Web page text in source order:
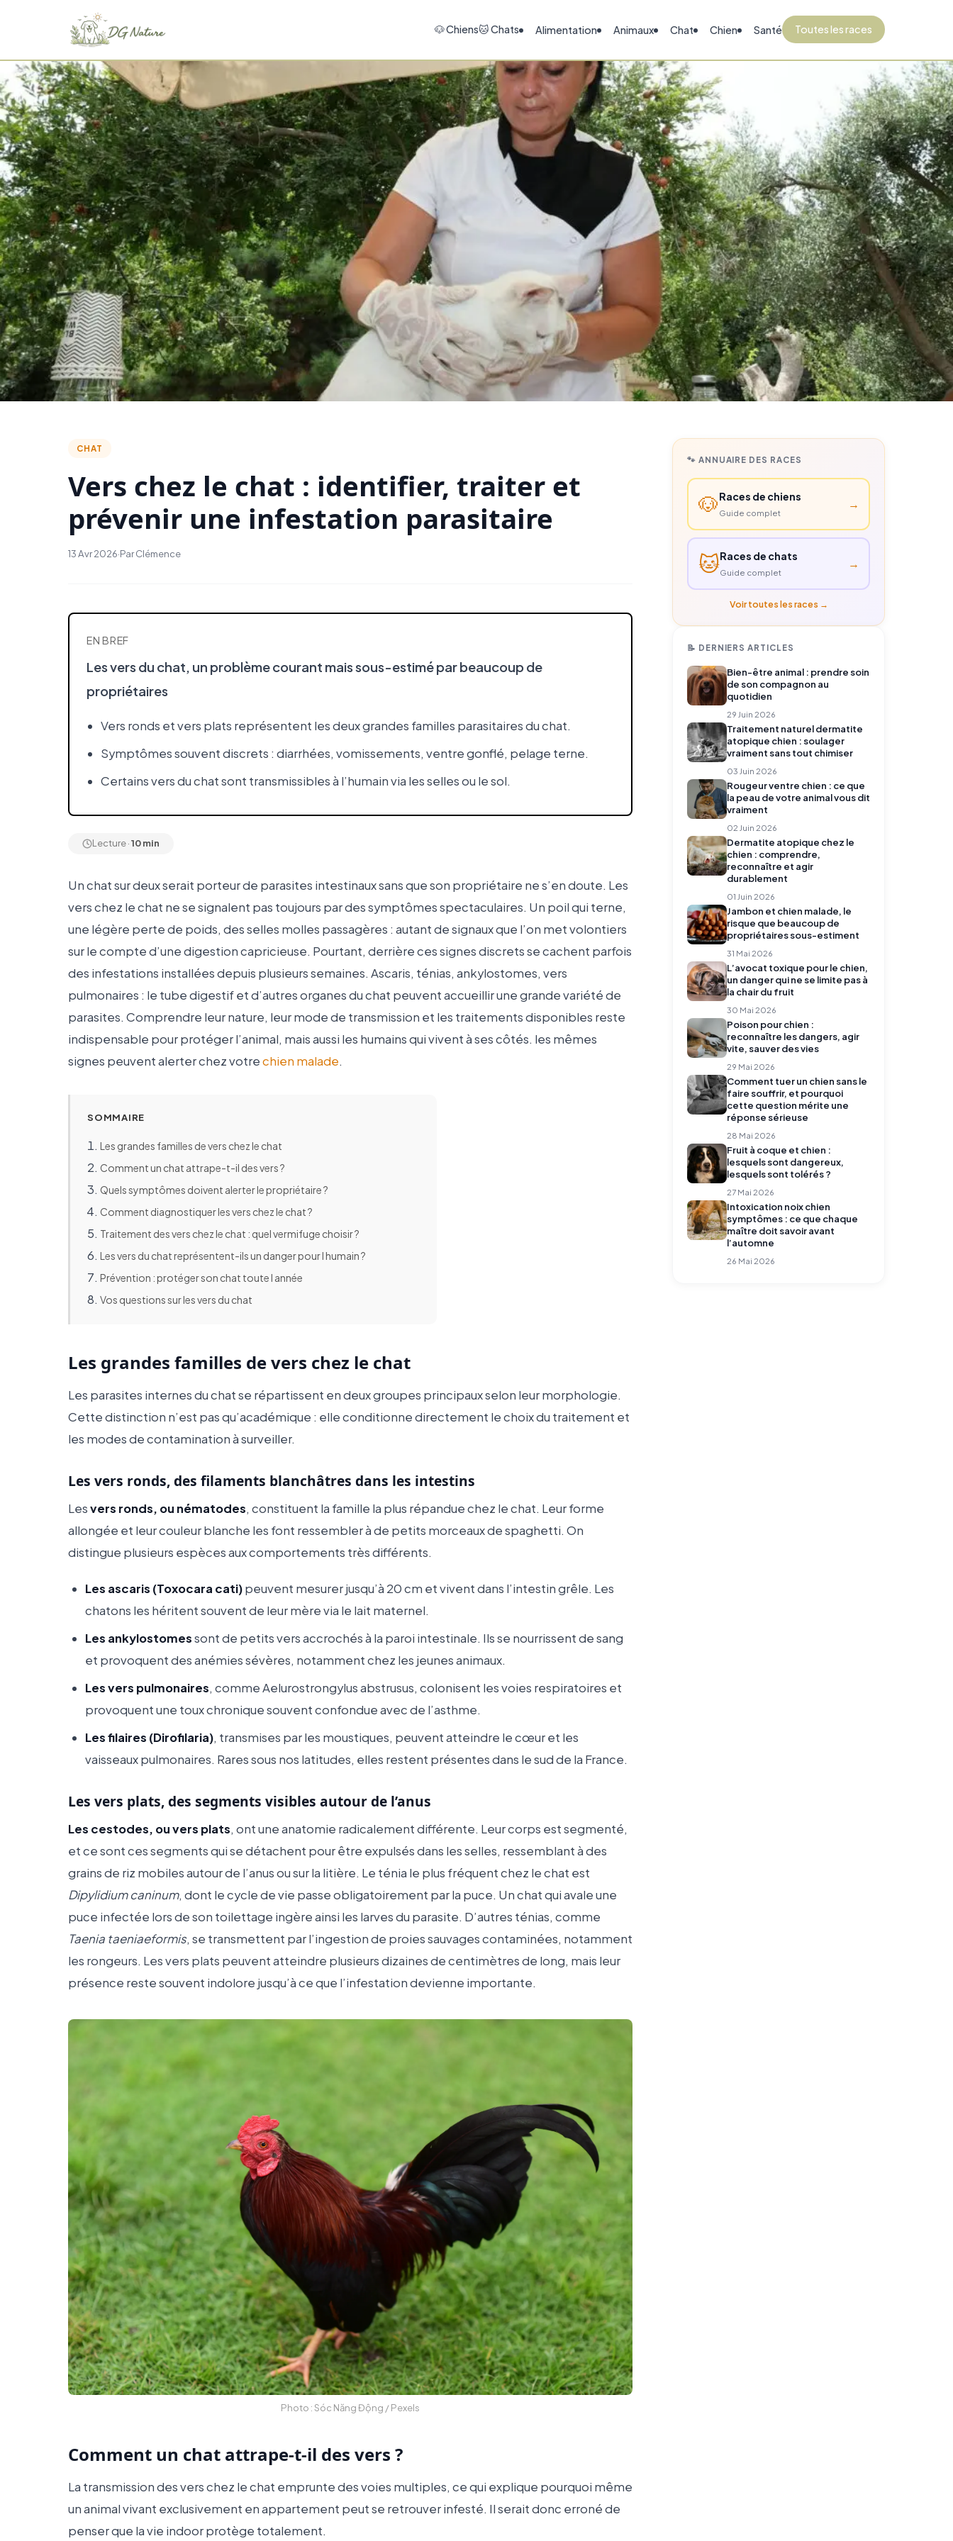
🐶 Chiens🐱 Chats Alimentation Animaux Chat Chien Santé Toutes les races
CHAT
Vers chez le chat : identifier, traiter et
prévenir une infestation parasitaire
13 Avr 2026·Par Clémence
EN BREF
Les vers du chat, un problème courant mais sous-estimé par beaucoup de
propriétaires
Vers ronds et vers plats représentent les deux grandes familles parasitaires du chat.
Symptômes souvent discrets : diarrhées, vomissements, ventre gonflé, pelage terne.
Certains vers du chat sont transmissibles à l’humain via les selles ou le sol.
Lecture ·10 min
Un chat sur deux serait porteur de parasites intestinaux sans que son propriétaire ne s’en doute. Les
vers chez le chat ne se signalent pas toujours par des symptômes spectaculaires. Un poil qui terne,
une légère perte de poids, des selles molles passagères : autant de signaux que l’on met volontiers
sur le compte d’une digestion capricieuse. Pourtant, derrière ces signes discrets se cachent parfois
des infestations installées depuis plusieurs semaines. Ascaris, ténias, ankylostomes, vers
pulmonaires : le tube digestif et d’autres organes du chat peuvent accueillir une grande variété de
parasites. Comprendre leur nature, leur mode de transmission et les traitements disponibles reste
indispensable pour protéger l’animal, mais aussi les humains qui vivent à ses côtés. les mêmes
signes peuvent alerter chez votrechien malade.
SOMMAIRE
Les grandes familles de vers chez le chat
Comment un chat attrape-t-il des vers ?
Quels symptômes doivent alerter le propriétaire ?
Comment diagnostiquer les vers chez le chat ?
Traitement des vers chez le chat : quel vermifuge choisir ?
Les vers du chat représentent-ils un danger pour l humain ?
Prévention : protéger son chat toute l année
Vos questions sur les vers du chat
Les grandes familles de vers chez le chat
Les parasites internes du chat se répartissent en deux groupes principaux selon leur morphologie.
Cette distinction n’est pas qu’académique : elle conditionne directement le choix du traitement et
les modes de contamination à surveiller.
Les vers ronds, des filaments blanchâtres dans les intestins
Lesvers ronds, ou nématodes, constituent la famille la plus répandue chez le chat. Leur forme
allongée et leur couleur blanche les font ressembler à de petits morceaux de spaghetti. On
distingue plusieurs espèces aux comportements très différents.
Les ascaris (Toxocara cati)peuvent mesurer jusqu’à 20 cm et vivent dans l’intestin grêle. Les
chatons les héritent souvent de leur mère via le lait maternel.
Les ankylostomessont de petits vers accrochés à la paroi intestinale. Ils se nourrissent de sang
et provoquent des anémies sévères, notamment chez les jeunes animaux.
Les vers pulmonaires, comme Aelurostrongylus abstrusus, colonisent les voies respiratoires et
provoquent une toux chronique souvent confondue avec de l’asthme.
Les filaires (Dirofilaria), transmises par les moustiques, peuvent atteindre le cœur et les
vaisseaux pulmonaires. Rares sous nos latitudes, elles restent présentes dans le sud de la France.
Les vers plats, des segments visibles autour de l’anus
Les cestodes, ou vers plats, ont une anatomie radicalement différente. Leur corps est segmenté,
et ce sont ces segments qui se détachent pour être expulsés dans les selles, ressemblant à des
grains de riz mobiles autour de l’anus ou sur la litière. Le ténia le plus fréquent chez le chat est
Dipylidium caninum, dont le cycle de vie passe obligatoirement par la puce. Un chat qui avale une
puce infectée lors de son toilettage ingère ainsi les larves du parasite. D’autres ténias, comme
Taenia taeniaeformis, se transmettent par l’ingestion de proies sauvages contaminées, notamment
les rongeurs. Les vers plats peuvent atteindre plusieurs dizaines de centimètres de long, mais leur
présence reste souvent indolore jusqu’à ce que l’infestation devienne importante.
Photo : Sóc Năng Động / Pexels
Comment un chat attrape-t-il des vers ?
La transmission des vers chez le chat emprunte des voies multiples, ce qui explique pourquoi même
un animal vivant exclusivement en appartement peut se retrouver infesté. Il serait donc erroné de
penser que la vie indoor protège totalement.
🐾 ANNUAIRE DES RACES
🐶Races de chiens
Guide complet
→
🐱Races de chats
Guide complet
→
Voir toutes les races →
📝 DERNIERS ARTICLES
Bien-être animal : prendre soin
de son compagnon au
quotidien
29 Juin 2026
Traitement naturel dermatite
atopique chien : soulager
vraiment sans tout chimiser
03 Juin 2026
Rougeur ventre chien : ce que
la peau de votre animal vous dit
vraiment
02 Juin 2026
Dermatite atopique chez le
chien : comprendre,
reconnaître et agir
durablement
01 Juin 2026
Jambon et chien malade, le
risque que beaucoup de
propriétaires sous-estiment
31 Mai 2026
L’avocat toxique pour le chien,
un danger qui ne se limite pas à
la chair du fruit
30 Mai 2026
Poison pour chien :
reconnaître les dangers, agir
vite, sauver des vies
29 Mai 2026
Comment tuer un chien sans le
faire souffrir, et pourquoi
cette question mérite une
réponse sérieuse
28 Mai 2026
Fruit à coque et chien :
lesquels sont dangereux,
lesquels sont tolérés ?
27 Mai 2026
Intoxication noix chien
symptômes : ce que chaque
maître doit savoir avant
l’automne
26 Mai 2026